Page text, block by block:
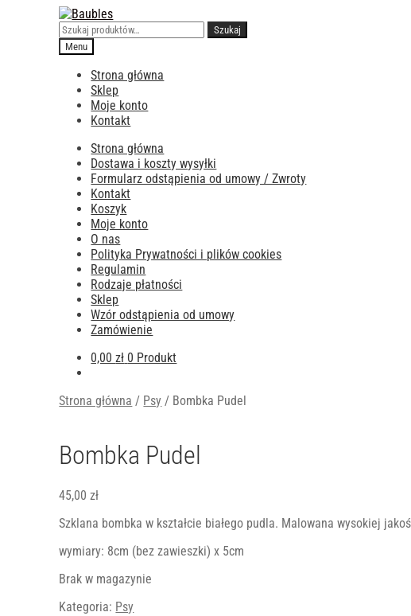
Przejdź
do
nawigacji
Przejdź
do
treści
Szukaj:
Szukaj
Menu
Strona główna
Sklep
Moje konto
Kontakt
Strona główna
Dostawa i koszty wysyłki
Formularz odstąpienia od umowy / Zwroty
Kontakt
Koszyk
Moje konto
O nas
Polityka Prywatności i plików cookies
Regulamin
Rodzaje płatności
Sklep
Wzór odstąpienia od umowy
Zamówienie
0,00zł 0 Produkt
Strona główna / Psy / Bombka Pudel
Bombka Pudel
45,00zł
Szklana bombka w kształcie białego pudla. Malowana wysokiej
wymiary: 8cm (bez zawieszki) x 5cm
Brak w magazynie
Kategoria: Psy